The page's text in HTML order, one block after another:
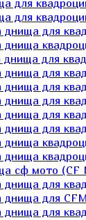
для
для
для
для
для
для
для
для
для
сф мото (CF
для
для
для